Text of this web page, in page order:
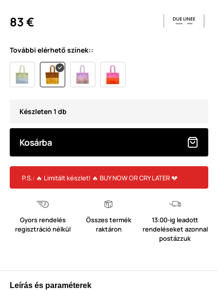
83 €
További elérhető színek::
Készleten 1 db
Kosárba
P.S.: 🔥 Limitált készlet! 🔥 BUY NOW OR CRY LATER 💔
Gyors rendelés
regisztráció nélkül
Összes termék
raktáron
13:00-ig leadott
rendeléseket azonnal
postázzuk
Leírás és paraméterek